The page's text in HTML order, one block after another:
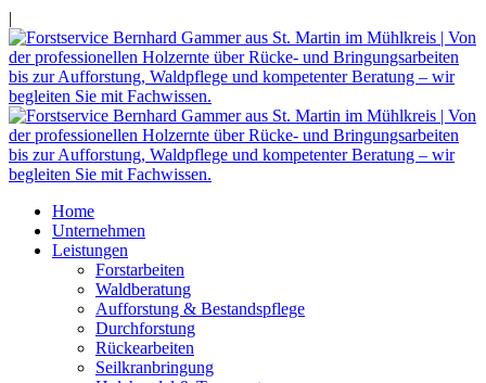
|
Home
Unternehmen
Leistungen
Forstarbeiten
Waldberatung
Aufforstung & Bestandspflege
Durchforstung
Rückearbeiten
Seilkranbringung